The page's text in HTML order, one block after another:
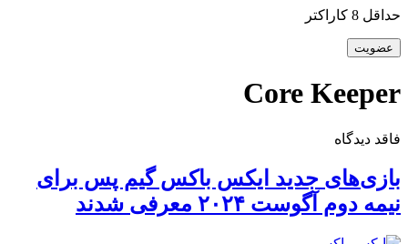
حداقل 8 کاراکتر
Core Keeper
فاقد دیدگاه
بازی‌های جدید ایکس باکس گیم پس برای
نیمه دوم آگوست ۲۰۲۴ معرفی شدند